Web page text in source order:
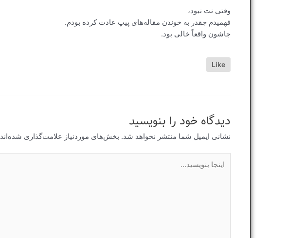
وقتی نت نبود،
فهمیدم چقدر به خوندن مقاله‌های پیپ عادت کرده بودم.
جاشون واقعاً خالی بود.
Like
دیدگاه‌ خود را بنویسید
نشانی ایمیل شما منتشر نخواهد شد. بخش‌های موردنیاز علامت‌گذاری شده‌اند
بنویسید…